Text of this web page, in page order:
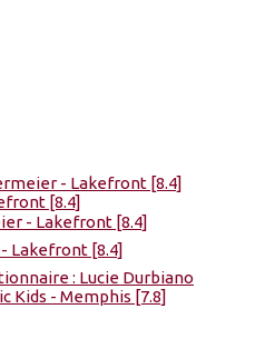
: Lucie Durbiano
Kids - Memphis [7.8]